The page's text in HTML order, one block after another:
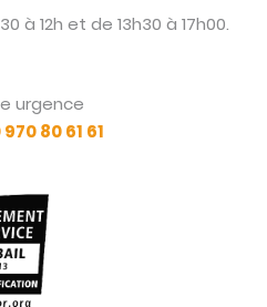
à 12h et de 13h30 à 17h00.
urgence
970 80 61 61